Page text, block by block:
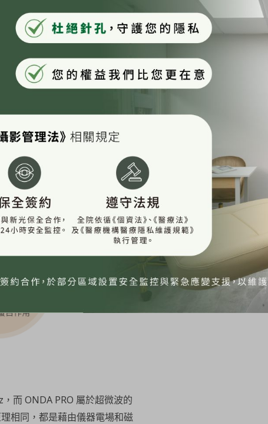
加熱技術，讓熱能直接加熱脂
而 ONDA PRO 屬於超微波的
相同，都是藉由儀器電場和磁